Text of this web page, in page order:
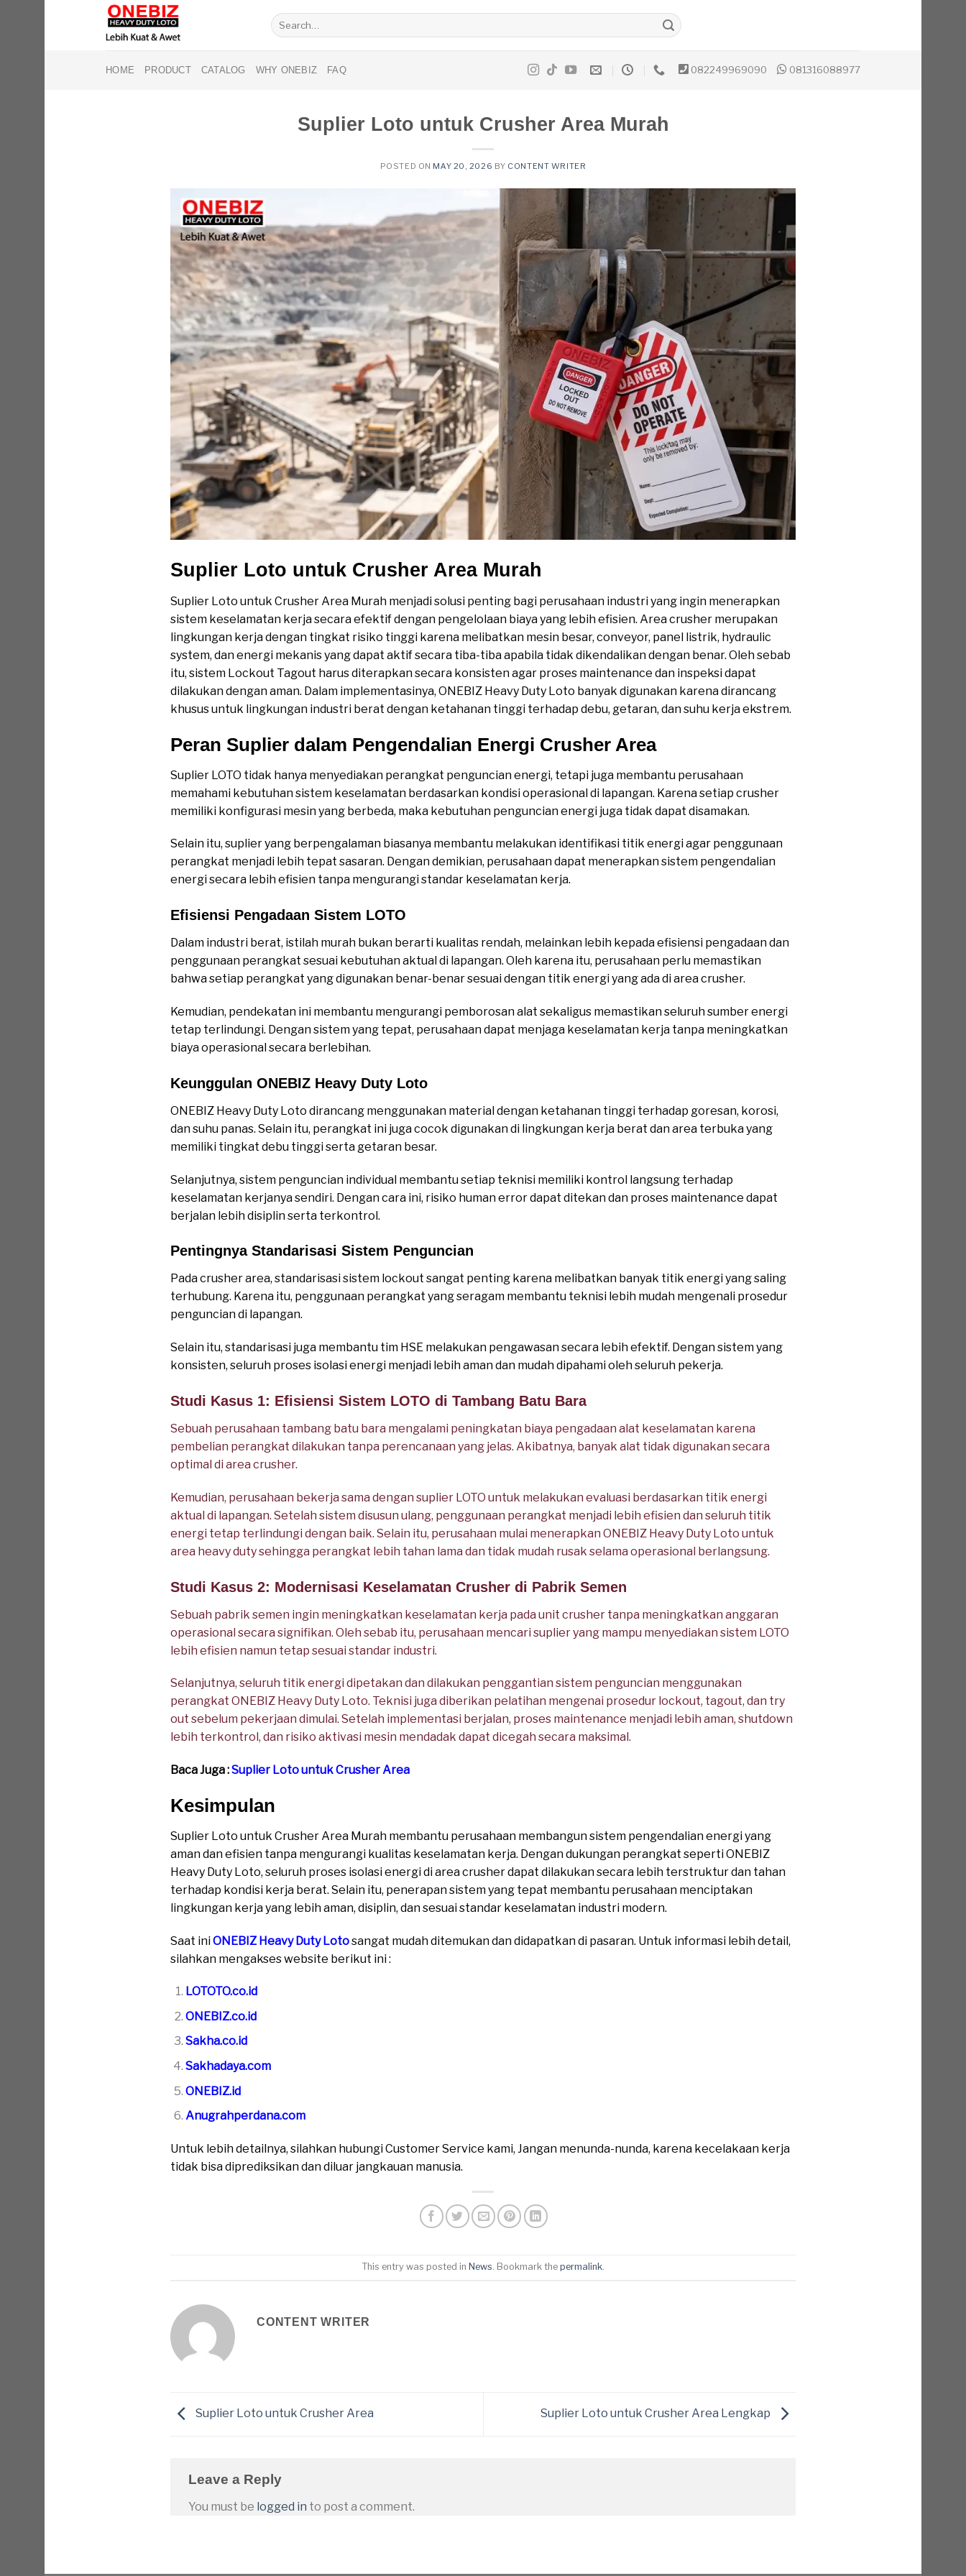
Search
for:
HOME PRODUCT CATALOG WHY ONEBIZ FAQ 082249969090 081316088977
Suplier Loto untuk Crusher Area Murah
POSTED ON MAY 20, 2026 BY CONTENT WRITER
Suplier Loto untuk Crusher Area Murah
Suplier Loto untuk Crusher Area Murah menjadi solusi penting bagi perusahaan industri yang ingin menerapkan
sistem keselamatan kerja secara efektif dengan pengelolaan biaya yang lebih efisien. Area crusher merupakan
lingkungan kerja dengan tingkat risiko tinggi karena melibatkan mesin besar, conveyor, panel listrik, hydraulic
system, dan energi mekanis yang dapat aktif secara tiba-tiba apabila tidak dikendalikan dengan benar. Oleh sebab
itu, sistem Lockout Tagout harus diterapkan secara konsisten agar proses maintenance dan inspeksi dapat
dilakukan dengan aman. Dalam implementasinya, ONEBIZ Heavy Duty Loto banyak digunakan karena dirancang
khusus untuk lingkungan industri berat dengan ketahanan tinggi terhadap debu, getaran, dan suhu kerja ekstrem.
Peran Suplier dalam Pengendalian Energi Crusher Area
Suplier LOTO tidak hanya menyediakan perangkat penguncian energi, tetapi juga membantu perusahaan
memahami kebutuhan sistem keselamatan berdasarkan kondisi operasional di lapangan. Karena setiap crusher
memiliki konfigurasi mesin yang berbeda, maka kebutuhan penguncian energi juga tidak dapat disamakan.
Selain itu, suplier yang berpengalaman biasanya membantu melakukan identifikasi titik energi agar penggunaan
perangkat menjadi lebih tepat sasaran. Dengan demikian, perusahaan dapat menerapkan sistem pengendalian
energi secara lebih efisien tanpa mengurangi standar keselamatan kerja.
Efisiensi Pengadaan Sistem LOTO
Dalam industri berat, istilah murah bukan berarti kualitas rendah, melainkan lebih kepada efisiensi pengadaan dan
penggunaan perangkat sesuai kebutuhan aktual di lapangan. Oleh karena itu, perusahaan perlu memastikan
bahwa setiap perangkat yang digunakan benar-benar sesuai dengan titik energi yang ada di area crusher.
Kemudian, pendekatan ini membantu mengurangi pemborosan alat sekaligus memastikan seluruh sumber energi
tetap terlindungi. Dengan sistem yang tepat, perusahaan dapat menjaga keselamatan kerja tanpa meningkatkan
biaya operasional secara berlebihan.
Keunggulan ONEBIZ Heavy Duty Loto
ONEBIZ Heavy Duty Loto dirancang menggunakan material dengan ketahanan tinggi terhadap goresan, korosi,
dan suhu panas. Selain itu, perangkat ini juga cocok digunakan di lingkungan kerja berat dan area terbuka yang
memiliki tingkat debu tinggi serta getaran besar.
Selanjutnya, sistem penguncian individual membantu setiap teknisi memiliki kontrol langsung terhadap
keselamatan kerjanya sendiri. Dengan cara ini, risiko human error dapat ditekan dan proses maintenance dapat
berjalan lebih disiplin serta terkontrol.
Pentingnya Standarisasi Sistem Penguncian
Pada crusher area, standarisasi sistem lockout sangat penting karena melibatkan banyak titik energi yang saling
terhubung. Karena itu, penggunaan perangkat yang seragam membantu teknisi lebih mudah mengenali prosedur
penguncian di lapangan.
Selain itu, standarisasi juga membantu tim HSE melakukan pengawasan secara lebih efektif. Dengan sistem yang
konsisten, seluruh proses isolasi energi menjadi lebih aman dan mudah dipahami oleh seluruh pekerja.
Studi Kasus 1: Efisiensi Sistem LOTO di Tambang Batu Bara
Sebuah perusahaan tambang batu bara mengalami peningkatan biaya pengadaan alat keselamatan karena
pembelian perangkat dilakukan tanpa perencanaan yang jelas. Akibatnya, banyak alat tidak digunakan secara
optimal di area crusher.
Kemudian, perusahaan bekerja sama dengan suplier LOTO untuk melakukan evaluasi berdasarkan titik energi
aktual di lapangan. Setelah sistem disusun ulang, penggunaan perangkat menjadi lebih efisien dan seluruh titik
energi tetap terlindungi dengan baik. Selain itu, perusahaan mulai menerapkan ONEBIZ Heavy Duty Loto untuk
area heavy duty sehingga perangkat lebih tahan lama dan tidak mudah rusak selama operasional berlangsung.
Studi Kasus 2: Modernisasi Keselamatan Crusher di Pabrik Semen
Sebuah pabrik semen ingin meningkatkan keselamatan kerja pada unit crusher tanpa meningkatkan anggaran
operasional secara signifikan. Oleh sebab itu, perusahaan mencari suplier yang mampu menyediakan sistem LOTO
lebih efisien namun tetap sesuai standar industri.
Selanjutnya, seluruh titik energi dipetakan dan dilakukan penggantian sistem penguncian menggunakan
perangkat ONEBIZ Heavy Duty Loto. Teknisi juga diberikan pelatihan mengenai prosedur lockout, tagout, dan try
out sebelum pekerjaan dimulai. Setelah implementasi berjalan, proses maintenance menjadi lebih aman, shutdown
lebih terkontrol, dan risiko aktivasi mesin mendadak dapat dicegah secara maksimal.
Baca Juga :Suplier Loto untuk Crusher Area
Kesimpulan
Suplier Loto untuk Crusher Area Murah membantu perusahaan membangun sistem pengendalian energi yang
aman dan efisien tanpa mengurangi kualitas keselamatan kerja. Dengan dukungan perangkat seperti ONEBIZ
Heavy Duty Loto, seluruh proses isolasi energi di area crusher dapat dilakukan secara lebih terstruktur dan tahan
terhadap kondisi kerja berat. Selain itu, penerapan sistem yang tepat membantu perusahaan menciptakan
lingkungan kerja yang lebih aman, disiplin, dan sesuai standar keselamatan industri modern.
Saat iniONEBIZ Heavy Duty Lotosangat mudah ditemukan dan didapatkan di pasaran. Untuk informasi lebih detail,
silahkan mengakses website berikut ini :
LOTOTO.co.id
ONEBIZ.co.id
Sakha.co.id
Sakhadaya.com
ONEBIZ.id
Anugrahperdana.com
Untuk lebih detailnya, silahkan hubungi Customer Service kami, Jangan menunda-nunda, karena kecelakaan kerja
tidak bisa diprediksikan dan diluar jangkauan manusia.
This entry was posted in News. Bookmark the permalink.
CONTENT WRITER
Suplier Loto untuk Crusher Area Suplier Loto untuk Crusher Area Lengkap
Leave a Reply
You must be logged in to post a comment.